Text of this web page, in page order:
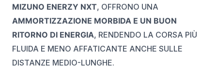
MIZUNO ENERZY NXT, OFFRONO UNA
AMMORTIZZAZIONE MORBIDA E UN BUON
RITORNO DI ENERGIA, RENDENDO LA CORSA PIÙ
FLUIDA E MENO AFFATICANTE ANCHE SULLE
DISTANZE MEDIO-LUNGHE.